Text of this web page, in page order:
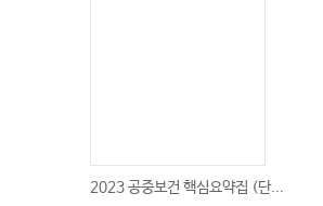
2023 공중보건 핵심요약집 (단...